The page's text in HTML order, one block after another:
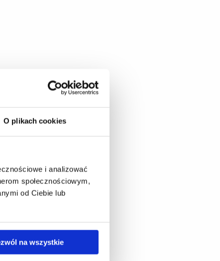
O plikach cookies
i analizować
społecznościowym,
od Ciebie lub
na wszystkie